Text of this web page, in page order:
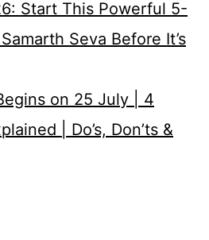
Start This Powerful 5-
Seva Before It’s
on 25 July | 4
| Do’s, Don’ts &